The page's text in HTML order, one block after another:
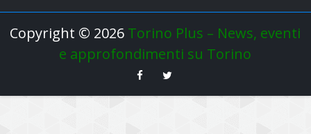
Copyright © 2026 Torino Plus – News, eventi
e approfondimenti su Torino